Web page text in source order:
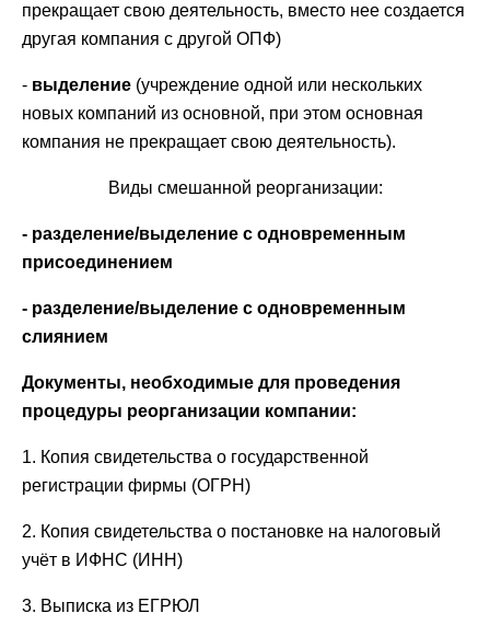
прекращает свою деятельность, вместо нее создается
другая компания с другой ОПФ)
- выделение (учреждение одной или нескольких
новых компаний из основной, при этом основная
компания не прекращает свою деятельность).
Виды смешанной реорганизации:
- разделение/выделение с одновременным
присоединением
- разделение/выделение с одновременным
слиянием
Документы, необходимые для проведения
процедуры реорганизации компании:
1. Копия свидетельства о государственной
регистрации фирмы (ОГРН)
2. Копия свидетельства о постановке на налоговый
учёт в ИФНС (ИНН)
3. Выписка из ЕГРЮЛ